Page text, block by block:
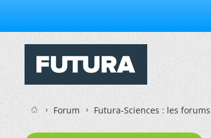
Forum Futura-Sciences : les